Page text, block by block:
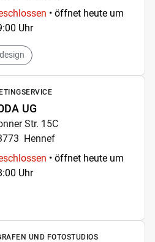
• öffnet heute um
Uhr
UG
Str. 15C
Hennef
• öffnet heute um
Uhr
UND FOTOSTUDIOS